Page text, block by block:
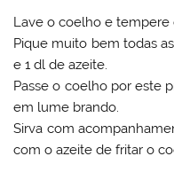
Lave o coelho e tempere
Pique muito bem todas
e 1 dl de azeite.
Passe o coelho por este
em lume brando.
Sirva com
com o azeite de fritar o